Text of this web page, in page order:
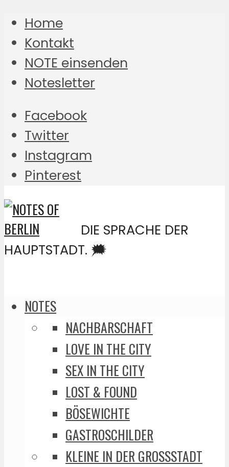
Home
Kontakt
NOTE einsenden
Notesletter
Facebook
Twitter
Instagram
Pinterest
DIE SPRACHE DER
HAUPTSTADT. 🗯️
NOTES
NACHBARSCHAFT
LOVE IN THE CITY
SEX IN THE CITY
LOST & FOUND
BÖSEWICHTE
GASTROSCHILDER
KLEINE IN DER GROSSSTADT